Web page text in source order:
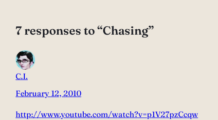
7 responses to “Chasing”
C.I.
February 12, 2010
http://www.youtube.com/watch?v=p1V27pzCcqw